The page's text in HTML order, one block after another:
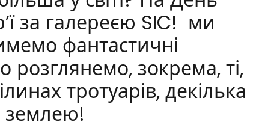
за галереєю SIC! ми
фантастичні
розглянемо, зокрема, ті,
тротуарів, декілька
землею!